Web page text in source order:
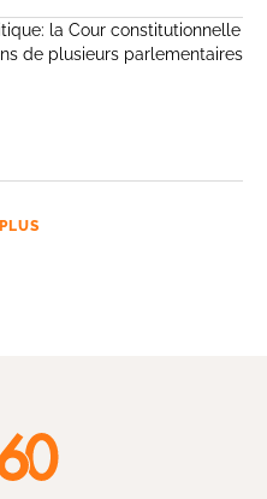
la Cour constitutionnelle
de plusieurs parlementaires